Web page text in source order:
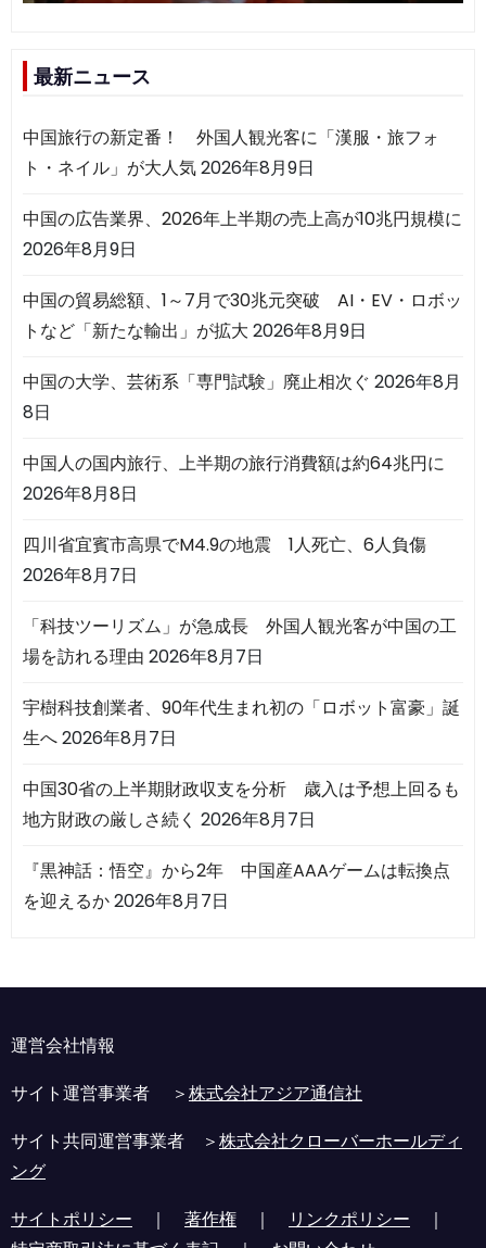
最新ニュース
中国旅行の新定番！ 外国人観光客に「漢服・旅フォ
ト・ネイル」が大人気2026年8月9日
中国の広告業界、2026年上半期の売上高が10兆円規模に
2026年8月9日
中国の貿易総額、1～7月で30兆元突破 AI・EV・ロボッ
トなど「新たな輸出」が拡大 2026年8月9日
中国の大学、芸術系「専門試験」廃止相次ぐ 2026年8月
8日
中国人の国内旅行、上半期の旅行消費額は約64兆円に
2026年8月8日
四川省宜賓市高県でM4.9の地震 1人死亡、6人負傷
2026年8月7日
「科技ツーリズム」が急成長 外国人観光客が中国の工
場を訪れる理由 2026年8月7日
宇樹科技創業者、90年代生まれ初の「ロボット富豪」誕
生へ2026年8月7日
中国30省の上半期財政収支を分析 歳入は予想上回るも
地方財政の厳しさ続く 2026年8月7日
『黒神話：悟空』から2年 中国産AAAゲームは転換点
を迎えるか2026年8月7日
運営会社情報
サイト運営事業者 ＞株式会社アジア通信社
サイト共同運営事業者 ＞株式会社クローバーホールディ
ング
サイトポリシー ｜ 著作権 ｜ リンクポリシー ｜